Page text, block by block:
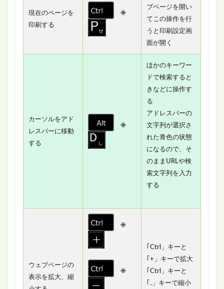
現在のページを
印刷する
✙
ブページを開い
てこの操作を行
うと印刷設定画
面が開く
カーソルをアド
レスバーに移動
する
✙
ほかのキーワー
ドで検索すると
きなどに操作す
る
アドレスバーの
文字列が選択さ
れた青色の状態
になるので、そ
のままURLや検
索文字列を入力
する
ウェブページの
表示を拡大、縮
✙
✙
｢Ctrl」キーと
｢+」キーで拡大
｢Ctrl」キーと
｢₋」キーで縮小